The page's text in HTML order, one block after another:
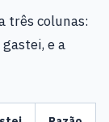
três colunas:
e a